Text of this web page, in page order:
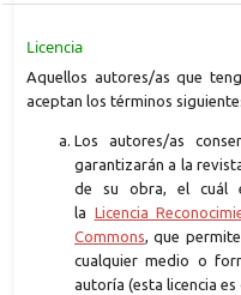
Licencia
Aquellos autores/as que
aceptan los términos
Los autores/as
garantizarán a la
de su obra, el cuál
la Licencia
Commons, que
cualquier medio o
autoría (esta licencia